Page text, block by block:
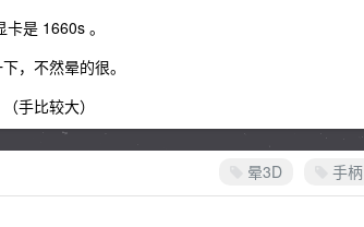
是 1660s 。
，不然晕的很。
手比较大）
晕3D 手柄